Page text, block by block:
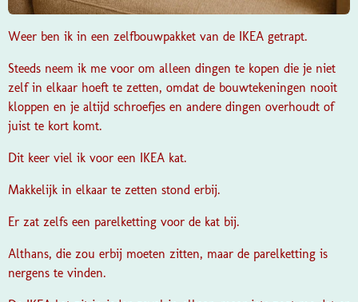
Weer ben ik in een zelfbouwpakket van de IKEA getrapt.
Steeds neem ik me voor om alleen dingen te kopen die je niet
zelf in elkaar hoeft te zetten, omdat de bouwtekeningen nooit
kloppen en je altijd schroefjes en andere dingen overhoudt of
juist te kort komt.
Dit keer viel ik voor een IKEA kat.
Makkelijk in elkaar te zetten stond erbij.
Er zat zelfs een parelketting voor de kat bij.
Althans, die zou erbij moeten zitten, maar de parelketting is
nergens te vinden.